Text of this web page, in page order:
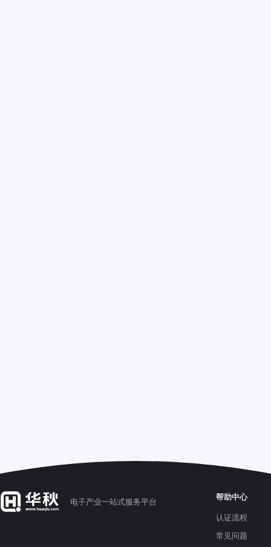
电子产业一站式服务平台
帮助中心
认证流程
常见问题